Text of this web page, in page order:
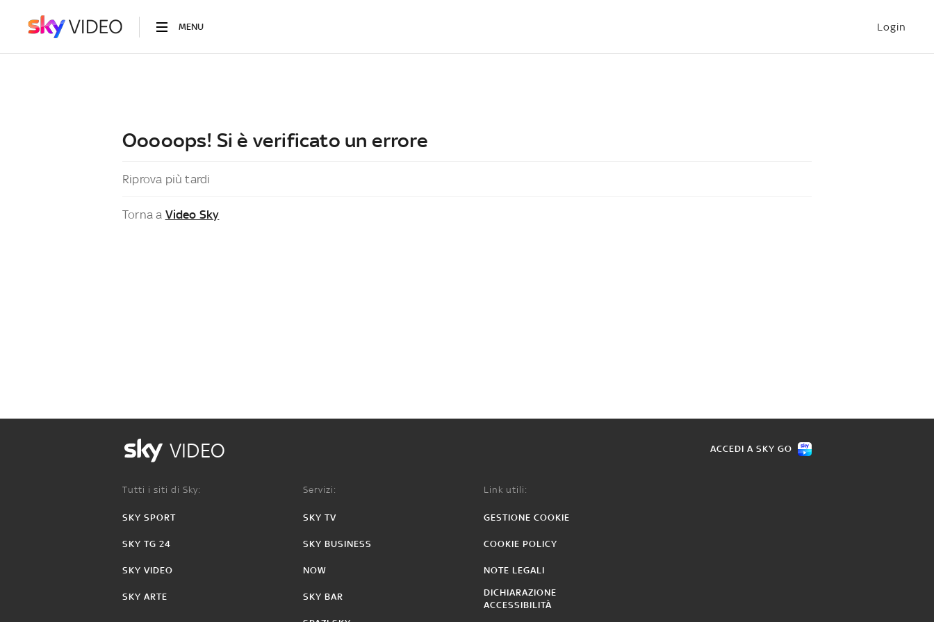
MENU Login
Ooooops! Si è verificato un errore
Riprova più tardi
Torna a Video Sky
VIDEO ACCEDI A SKY GO
Tutti i siti di Sky:
SKY SPORT
SKY TG 24
SKY VIDEO
SKY ARTE
Servizi:
SKY TV
SKY BUSINESS
NOW
SKY BAR
Link utili:
GESTIONE COOKIE
COOKIE POLICY
NOTE LEGALI
DICHIARAZIONE
ACCESSIBILITÀ